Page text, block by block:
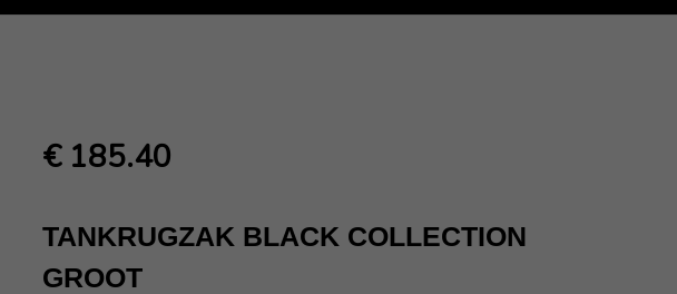
€ 185.40
TANKRUGZAK BLACK COLLECTION
GROOT